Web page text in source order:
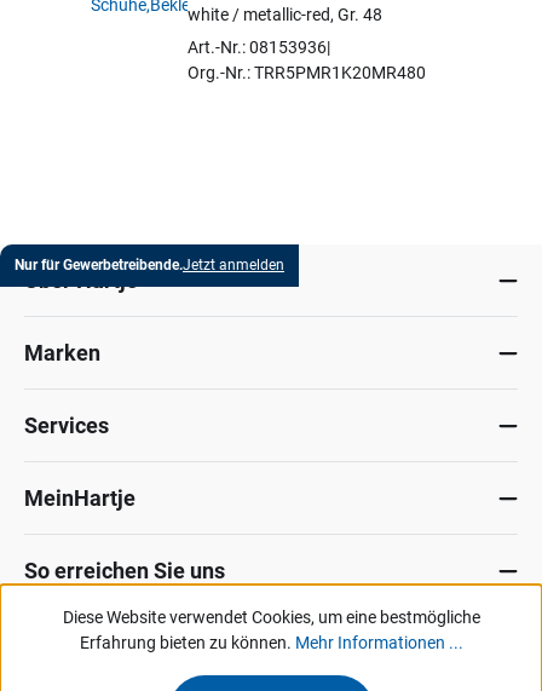
Artikel auswählen
white / metallic-red, Gr. 48
Art.-Nr.: 08153936
Org.-Nr.: TRR5PMR1K20MR480
Nur für Gewerbetreibende.Jetzt anmelden
Marken
Services
MeinHartje
So erreichen Sie uns
Datenschutz ImpressumAllg. Verkaufsbedingungen
KontaktHinweisgeber-Portal
Diese Website verwendet Cookies, um eine bestmögliche
Erfahrung bieten zu können. Mehr Informationen ...